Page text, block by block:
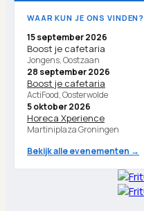
WAAR KUN JE ONS VINDEN?
15 september 2026
Boost je cafetaria
Jongens, Oostzaan
28 september 2026
Boost je cafetaria
ActiFood, Oosterwolde
5 oktober 2026
Horeca Xperience
Martiniplaza Groningen
Bekijk alle evenementen →